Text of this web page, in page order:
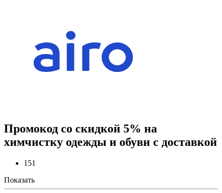
Промокод со скидкой 5% на
химчистку одежды и обуви с доставкой
151
Показать